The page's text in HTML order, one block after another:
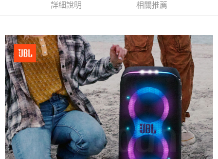
詳細說明 相關推薦